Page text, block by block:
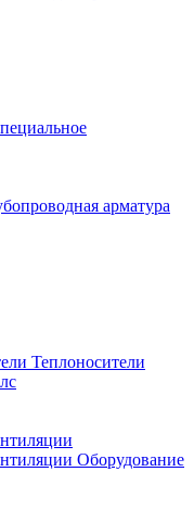
арматура
Теплоносители
Оборудование